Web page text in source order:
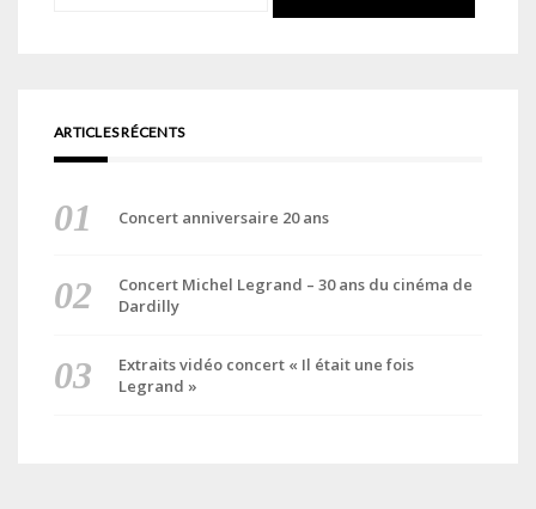
ARTICLES RÉCENTS
Concert anniversaire 20 ans
Concert Michel Legrand – 30 ans du cinéma de
Dardilly
Extraits vidéo concert « Il était une fois
Legrand »